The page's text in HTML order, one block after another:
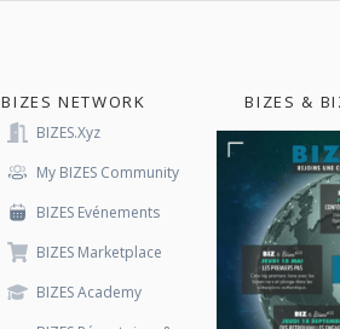
BIZES NETWORK
BIZES.xyz
My BIZES Community
BIZES Evénements
BIZES Marketplace
BIZES Academy
BIZES &